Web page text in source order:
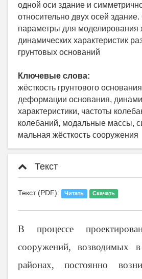
одной оси здание и
относительно двух осей
параметры для моделирования
динамических характеристик
грунтовых оснований
Ключевые слова:
жёсткость грунтового
деформации основания,
характеристики, частоты
колебаний, модальные массы,
мальная жёсткость сооружения
Текст
Текст (PDF): Читать Скачать
В процессе
сооружений, возводимых в
районах, постоянно